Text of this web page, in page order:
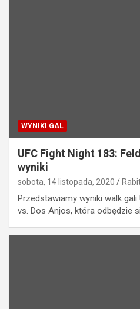
WYNIKI GAL
UFC Fight Night 183:
wyniki
sobota, 14 listopada, 2020
Przedstawiamy wyniki walk gali
vs. Dos Anjos, która odbędzie